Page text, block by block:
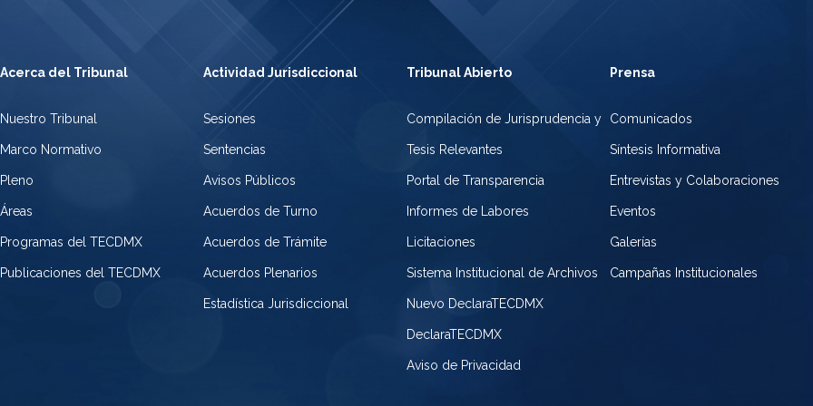
Acerca del Tribunal
Nuestro Tribunal
Marco Normativo
Pleno
Áreas
Programas del TECDMX
Publicaciones del TECDMX
Actividad Jurisdiccional
Sesiones
Sentencias
Avisos Públicos
Acuerdos de Turno
Acuerdos de Trámite
Acuerdos Plenarios
Estadística Jurisdiccional
Tribunal Abierto
Compilación de Jurisprudencia y
Tesis Relevantes
Portal de Transparencia
Informes de Labores
Licitaciones
Sistema Institucional de Archivos
Nuevo DeclaraTECDMX
DeclaraTECDMX
Aviso de Privacidad
Prensa
Comunicados
Síntesis Informativa
Entrevistas y Colaboraciones
Eventos
Galerías
Campañas Institucionales